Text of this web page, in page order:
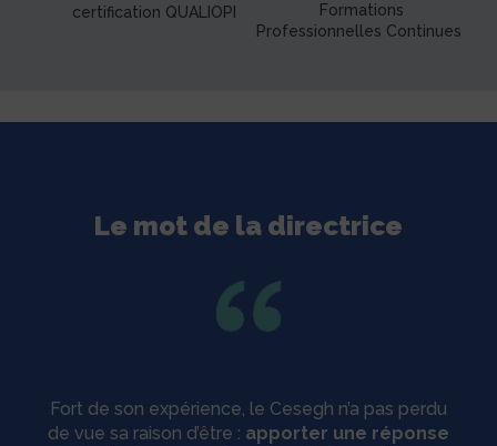
certification QUALIOPI
Formations
Professionnelles Continues
Le mot de la directrice
Fort de son expérience, le Cesegh n’a pas perdu
de vue sa raison d’être : apporter une réponse